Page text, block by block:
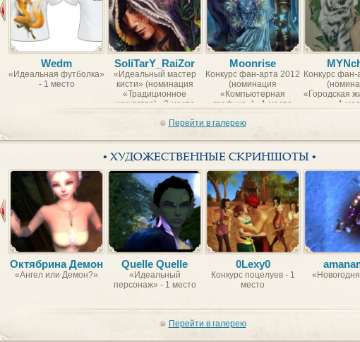
Wedm
«Идеальная футболка»
- 1 место
SoliTarY_RaiZor
«Идеальный мастер
кисти» (номинация
«Традиционное
искусство) - 2 место
Moonrise
Конкурс фан-арта 2012
(номинация
«Компьютерная
графика») - 1 место
Конкурс фан-
«Городская
- 1
Перейти в галерею
• ХУДОЖЕСТВЕННЫЕ СКРИНШОТЫ •
Октябрина Демон
«Ангел или Демон?»
Quelle Quelle
«Идеальный
персонаж» - 1 место
0Lexy0
Конкурс поцелуев - 1
место
Перейти в галерею